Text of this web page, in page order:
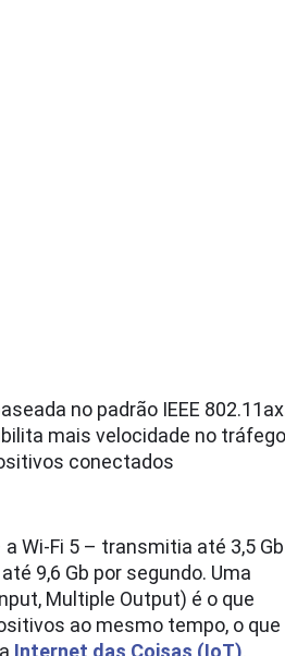
no padrão IEEE
mais velocidade no tráfego
conectados
Wi-Fi 5 – transmitia até 3,5 Gb
9,6 Gb por segundo. Uma
Multiple Output) é o que
ao mesmo tempo, o que
Internet das Coisas (IoT).